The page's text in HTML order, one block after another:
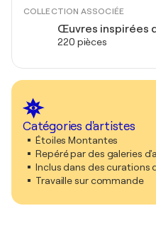
COLLECTION ASSOCIÉE
Œuvres inspirées
220 pièces
Catégories d'artistes
Étoiles Montantes
Repéré par des galeries
Inclus dans des curations
Travaille sur commande